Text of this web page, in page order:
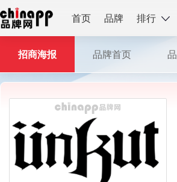
首页 品牌 排行
招商海报 品牌首页